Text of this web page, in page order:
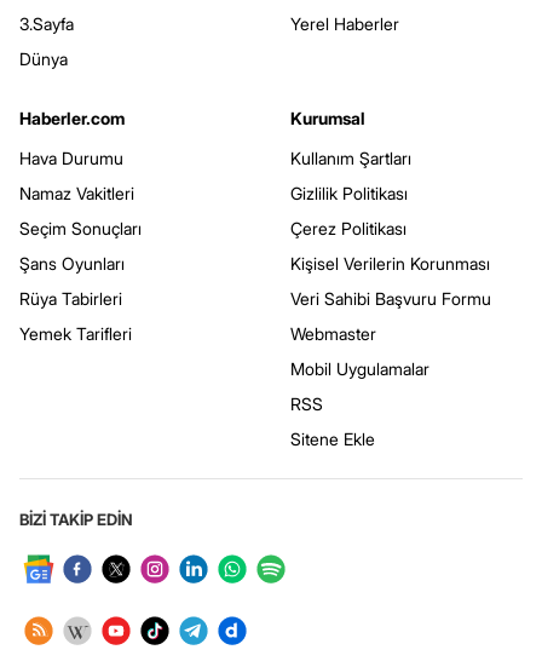
3.Sayfa
Dünya
Yerel Haberler
Haberler.com
Hava Durumu
Namaz Vakitleri
Seçim Sonuçları
Şans Oyunları
Rüya Tabirleri
Yemek Tarifleri
Kurumsal
Kullanım Şartları
Gizlilik Politikası
Çerez Politikası
Kişisel Verilerin Korunması
Veri Sahibi Başvuru Formu
Webmaster
Mobil Uygulamalar
RSS
Sitene Ekle
BİZİ TAKİP EDİN